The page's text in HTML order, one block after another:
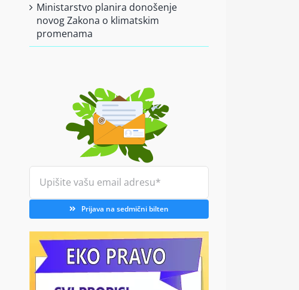
Ministarstvo planira donošenje
novog Zakona o klimatskim
promenama
Prijava na sedmični bilten